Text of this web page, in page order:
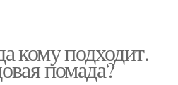
кому подходит.
помада?